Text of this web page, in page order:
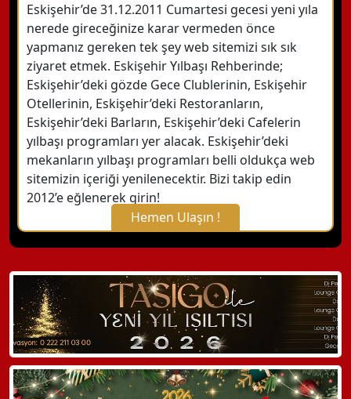
Eskişehir’de 31.12.2011 Cumartesi gecesi yeni yıla
nerede gireceğinize karar vermeden önce
yapmanız gereken tek şey web sitemizi sık sık
ziyaret etmek. Eskişehir Yılbaşı Rehberinde;
Eskişehir’deki gözde Gece Clublerinin, Eskişehir
Otellerinin, Eskişehir’deki Restoranların,
Eskişehir’deki Barların, Eskişehir’deki Cafelerin
yılbaşı programları yer alacak. Eskişehir’deki
mekanların yılbaşı programları belli oldukça web
sitemizin içeriği yenilenecektir. Bizi takip edin
2012’e eğlenerek girin!
Hemen Ulaşın !
X Kapat
WhatsApp ile Bilgi Alın
Hemen Arayın
Detaylı Bilgi Alın